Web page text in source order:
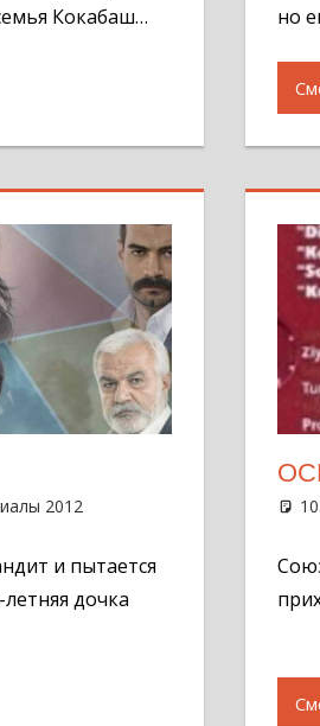
Кокабаш…
но
2012 Оставить
и пытается
дочка